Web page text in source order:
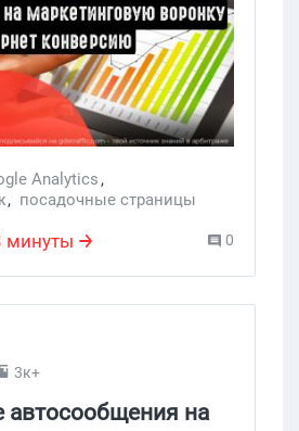
нужно уметь
по сегментам,
посадочные страницы
потенциальные
следуют по одному и
Analytics,
, посадочные страницы
минуты 0
3к+
автосообщения на